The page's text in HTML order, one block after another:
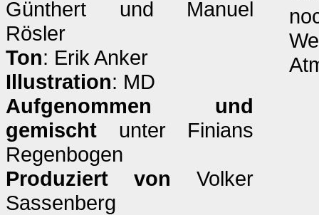
Günthert und Manuel
Rösler
Ton: Erik Anker
Illustration: MD
Aufgenommen und
gemischt unter Finians
Regenbogen
Produziert von Volker
Sassenberg